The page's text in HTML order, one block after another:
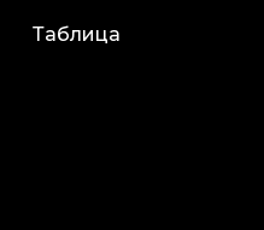
Таблица